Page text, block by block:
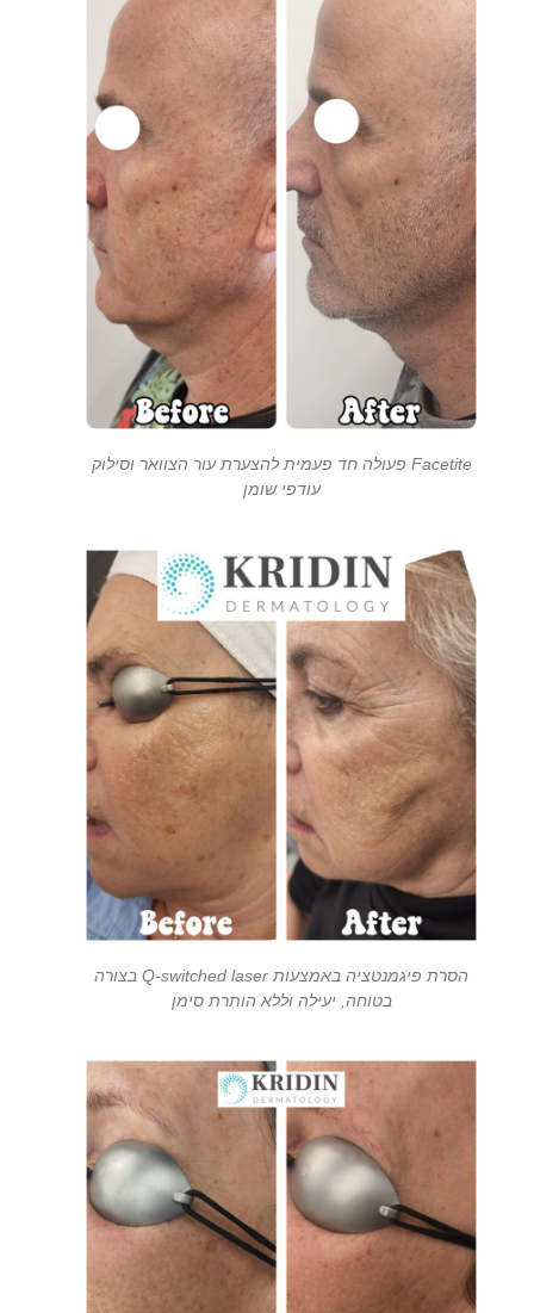
Facetite פעולה חד פעמית להצערת עור הצוואר וסילוק
עודפי שומן
הסרת פיגמנטציה באמצעות Q-switched laser בצורה
בטוחה, יעילה וללא הותרת סימן